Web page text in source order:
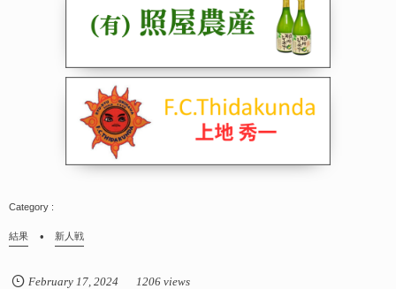
結果 新人戦
February 17, 2024 1206 views